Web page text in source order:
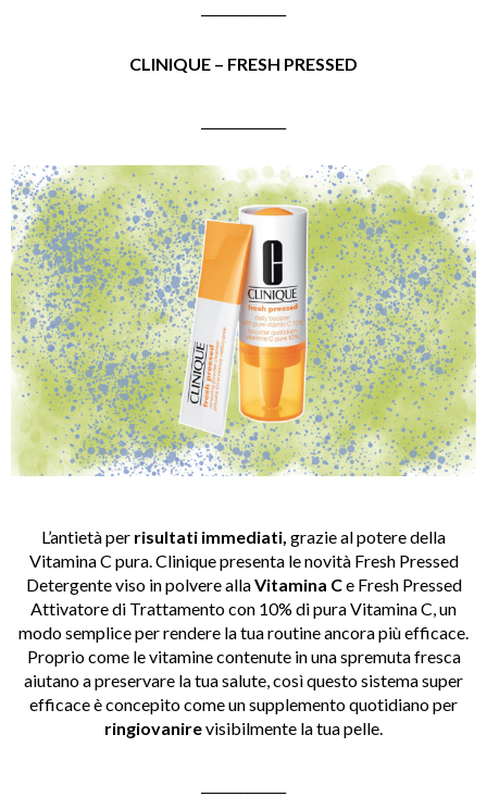
CLINIQUE – FRESH PRESSED
L’antietà per risultati immediati, grazie al potere della
Vitamina C pura. Clinique presenta le novità Fresh Pressed
Detergente viso in polvere allaVitamina Ce Fresh Pressed
Attivatore di Trattamento con 10% di pura Vitamina C, un
modo semplice per rendere la tua routine ancora più efficace.
Proprio come le vitamine contenute in una spremuta fresca
aiutano a preservare la tua salute, così questo sistema super
efficace è concepito come un supplemento quotidiano per
ringiovanirevisibilmente la tua pelle.